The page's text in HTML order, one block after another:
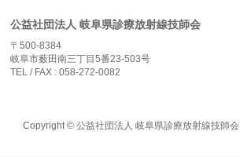
公益社団法人 岐阜県診療放射線技師会
〒500-8384
岐阜市薮田南三丁目5番23-503号
TEL / FAX : 058-272-0082
Copyright ©公益社団法人 岐阜県診療放射線技師会